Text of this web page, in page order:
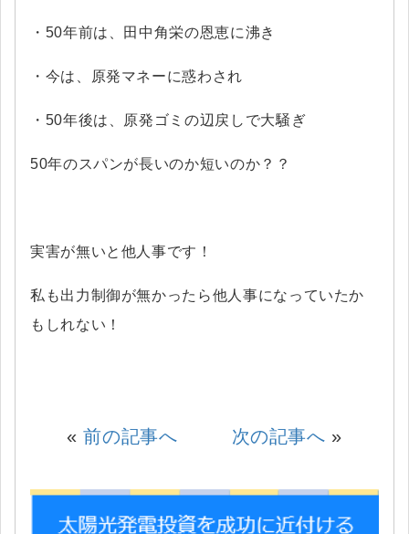
・50年前は、田中角栄の恩恵に沸き
・今は、原発マネーに惑わされ
・50年後は、原発ゴミの辺戻しで大騒ぎ
50年のスパンが長いのか短いのか？？
実害が無いと他人事です！
私も出力制御が無かったら他人事になっていたか
もしれない！
«前の記事へ 次の記事へ »